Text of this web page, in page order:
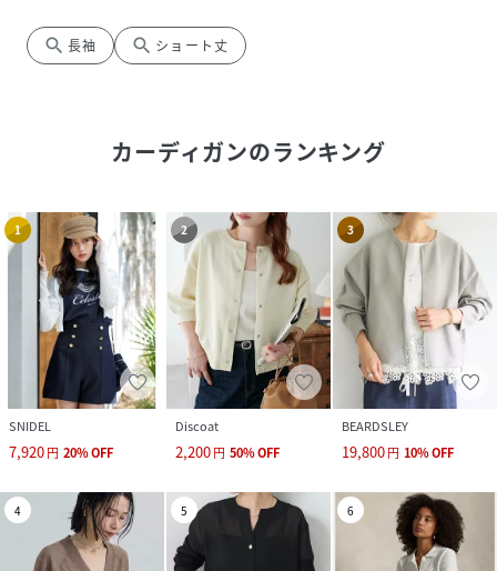
search 長袖 search ショート丈
カーディガンのランキング
1
SNIDEL
7,920円 20%OFF
2
Discoat
2,200円 50%OFF
3
BEARDSLEY
19,800円 10%OFF
4 5 6